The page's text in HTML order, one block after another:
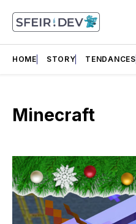
HOME STORY TENDANCES
Minecraft